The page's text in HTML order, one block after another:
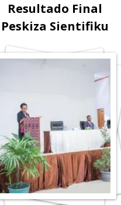
Resultado Final
Peskiza Sientifiku